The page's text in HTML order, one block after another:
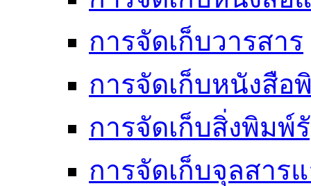
การจัดเก็บวารสาร
การจัดเก็บหนังสือ
การจัดเก็บสิ่งพิมพ์
การจัดเก็บจุลสาร